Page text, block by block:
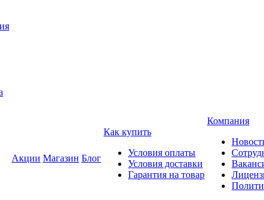
Акции Магазин Блог
Как купить
Условия оплаты
Условия доставки
Гарантия на товар
Компания